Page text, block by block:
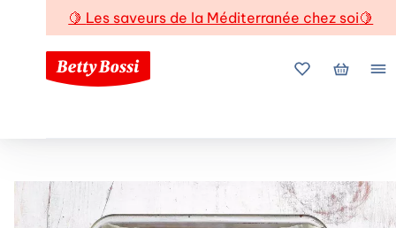
🍋 Les saveurs de la Méditerranée chez soi🍋
Mes favoris
Mon